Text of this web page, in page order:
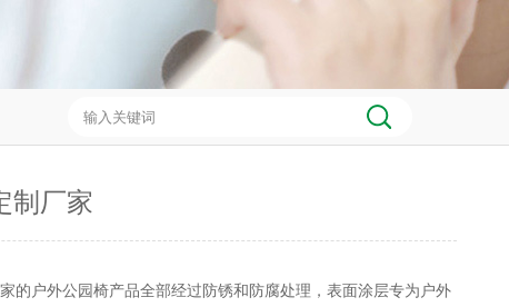
制厂家
的户外公园椅产品全部经过防锈和防腐处理，表面涂层专为户外